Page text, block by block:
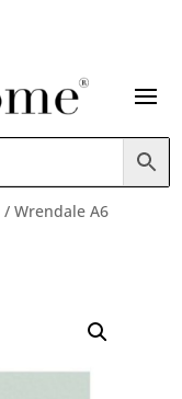
/ Wrendale A6